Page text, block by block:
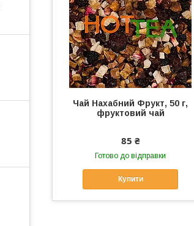
Чай Нахабний Фрукт, 50 г,
фруктовий чай
85 ₴
Готово до відправки
Купити